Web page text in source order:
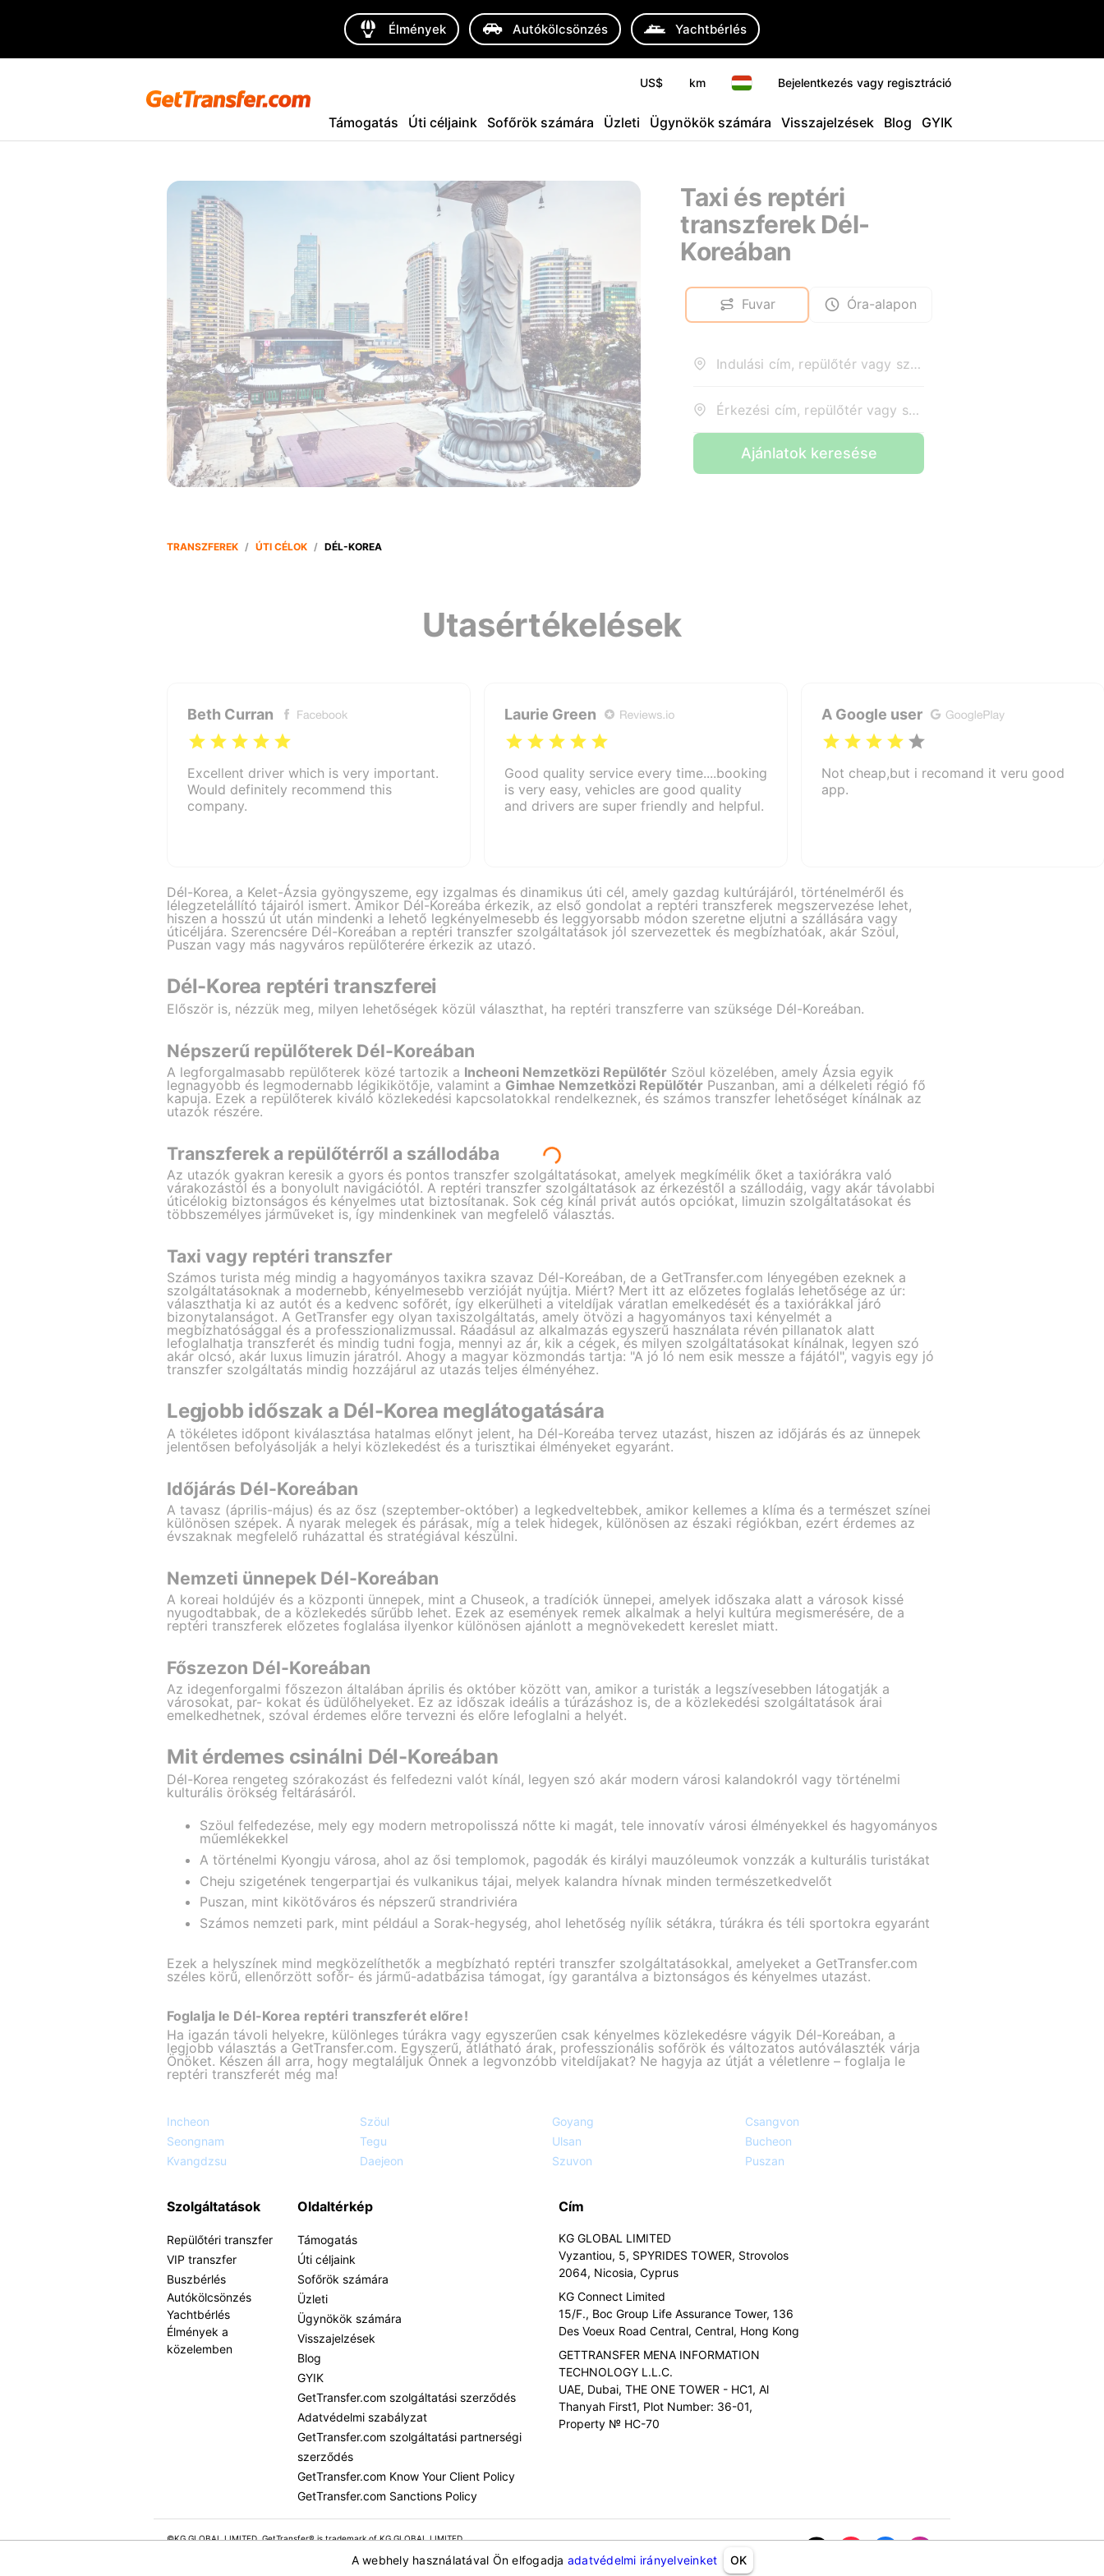
A webhely használatával Ön elfogadja adatvédelmi irányelveinket OK
Élmények Autókölcsönzés Yachtbérlés
US$ km Bejelentkezés vagy regisztráció
Támogatás Úti céljaink Sofőrök számára Üzleti Ügynökök számára Visszajelzések Blog GYIK
Taxi és reptéri
transzferek Dél-
Koreában
Fuvar Óra-alapon
Indulási cím, repülőtér vagy szálloda
Érkezési cím, repülőtér vagy szálloda
Ajánlatok keresése
TRANSZFEREK / ÚTI CÉLOK / DÉL-KOREA
Utasértékelések
Beth Curran
Excellent driver which is very important.
Would definitely recommend this
company.
Laurie Green
Good quality service every time....booking
is very easy, vehicles are good quality
and drivers are super friendly and helpful.
A Google user
Not cheap,but i recomand it veru good
app.
Dél-Korea, a Kelet-Ázsia gyöngyszeme, egy izgalmas és dinamikus úti cél, amely gazdag kultúrájáról, történelméről és
lélegzetelállító tájairól ismert. Amikor Dél-Koreába érkezik, az első gondolat a reptéri transzferek megszervezése lehet,
hiszen a hosszú út után mindenki a lehető legkényelmesebb és leggyorsabb módon szeretne eljutni a szállására vagy
úticéljára. Szerencsére Dél-Koreában a reptéri transzfer szolgáltatások jól szervezettek és megbízhatóak, akár Szöul,
Puszan vagy más nagyváros repülőterére érkezik az utazó.
Dél-Korea reptéri transzferei
Először is, nézzük meg, milyen lehetőségek közül választhat, ha reptéri transzferre van szüksége Dél-Koreában.
Népszerű repülőterek Dél-Koreában
A legforgalmasabb repülőterek közé tartozik a Incheoni Nemzetközi Repülőtér Szöul közelében, amely Ázsia egyik
legnagyobb és legmodernabb légikikötője, valamint a Gimhae Nemzetközi Repülőtér Puszanban, ami a délkeleti régió fő
kapuja. Ezek a repülőterek kiváló közlekedési kapcsolatokkal rendelkeznek, és számos transzfer lehetőséget kínálnak az
utazók részére.
Transzferek a repülőtérről a szállodába
Az utazók gyakran keresik a gyors és pontos transzfer szolgáltatásokat, amelyek megkímélik őket a taxiórákra való
várakozástól és a bonyolult navigációtól. A reptéri transzfer szolgáltatások az érkezéstől a szállodáig, vagy akár távolabbi
úticélokig biztonságos és kényelmes utat biztosítanak. Sok cég kínál privát autós opciókat, limuzin szolgáltatásokat és
többszemélyes járműveket is, így mindenkinek van megfelelő választás.
Taxi vagy reptéri transzfer
Számos turista még mindig a hagyományos taxikra szavaz Dél-Koreában, de a GetTransfer.com lényegében ezeknek a
szolgáltatásoknak a modernebb, kényelmesebb verzióját nyújtja. Miért? Mert itt az előzetes foglalás lehetősége az úr:
választhatja ki az autót és a kedvenc sofőrét, így elkerülheti a viteldíjak váratlan emelkedését és a taxiórákkal járó
bizonytalanságot. A GetTransfer egy olyan taxiszolgáltatás, amely ötvözi a hagyományos taxi kényelmét a
megbízhatósággal és a professzionalizmussal. Ráadásul az alkalmazás egyszerű használata révén pillanatok alatt
lefoglalhatja transzferét és mindig tudni fogja, mennyi az ár, kik a cégek, és milyen szolgáltatásokat kínálnak, legyen szó
akár olcsó, akár luxus limuzin járatról. Ahogy a magyar közmondás tartja: "A jó ló nem esik messze a fájától", vagyis egy jó
transzfer szolgáltatás mindig hozzájárul az utazás teljes élményéhez.
Legjobb időszak a Dél-Korea meglátogatására
A tökéletes időpont kiválasztása hatalmas előnyt jelent, ha Dél-Koreába tervez utazást, hiszen az időjárás és az ünnepek
jelentősen befolyásolják a helyi közlekedést és a turisztikai élményeket egyaránt.
Időjárás Dél-Koreában
A tavasz (április-május) és az ősz (szeptember-október) a legkedveltebbek, amikor kellemes a klíma és a természet színei
különösen szépek. A nyarak melegek és párásak, míg a telek hidegek, különösen az északi régiókban, ezért érdemes az
évszaknak megfelelő ruházattal és stratégiával készülni.
Nemzeti ünnepek Dél-Koreában
A koreai holdújév és a központi ünnepek, mint a Chuseok, a tradíciók ünnepei, amelyek időszaka alatt a városok kissé
nyugodtabbak, de a közlekedés sűrűbb lehet. Ezek az események remek alkalmak a helyi kultúra megismerésére, de a
reptéri transzferek előzetes foglalása ilyenkor különösen ajánlott a megnövekedett kereslet miatt.
Főszezon Dél-Koreában
Az idegenforgalmi főszezon általában április és október között van, amikor a turisták a legszívesebben látogatják a
városokat, par- kokat és üdülőhelyeket. Ez az időszak ideális a túrázáshoz is, de a közlekedési szolgáltatások árai
emelkedhetnek, szóval érdemes előre tervezni és előre lefoglalni a helyét.
Mit érdemes csinálni Dél-Koreában
Dél-Korea rengeteg szórakozást és felfedezni valót kínál, legyen szó akár modern városi kalandokról vagy történelmi
kulturális örökség feltárásáról.
Szöul felfedezése, mely egy modern metropolisszá nőtte ki magát, tele innovatív városi élményekkel és hagyományos
műemlékekkel
A történelmi Kyongju városa, ahol az ősi templomok, pagodák és királyi mauzóleumok vonzzák a kulturális turistákat
Cheju szigetének tengerpartjai és vulkanikus tájai, melyek kalandra hívnak minden természetkedvelőt
Puszan, mint kikötőváros és népszerű strandriviéra
Számos nemzeti park, mint például a Sorak-hegység, ahol lehetőség nyílik sétákra, túrákra és téli sportokra egyaránt
Ezek a helyszínek mind megközelíthetők a megbízható reptéri transzfer szolgáltatásokkal, amelyeket a GetTransfer.com
széles körű, ellenőrzött sofőr- és jármű-adatbázisa támogat, így garantálva a biztonságos és kényelmes utazást.
Foglalja le Dél-Korea reptéri transzferét előre!
Ha igazán távoli helyekre, különleges túrákra vagy egyszerűen csak kényelmes közlekedésre vágyik Dél-Koreában, a
legjobb választás a GetTransfer.com. Egyszerű, átlátható árak, professzionális sofőrök és változatos autóválaszték várja
Önöket. Készen áll arra, hogy megtaláljuk Önnek a legvonzóbb viteldíjakat? Ne hagyja az útját a véletlenre – foglalja le
reptéri transzferét még ma!
Incheon Szöul Goyang
Csangvon
Seongnam
Tegu Ulsan
Bucheon
Kvangdzsu
Daejeon Szuvon Puszan
Szolgáltatások
Repülőtéri transzfer
VIP transzfer
Buszbérlés
Autókölcsönzés
Yachtbérlés
Élmények a
közelemben
Oldaltérkép
Támogatás
Úti céljaink
Sofőrök számára
Üzleti
Ügynökök számára
Visszajelzések
Blog
GYIK
GetTransfer.com szolgáltatási szerződés
Adatvédelmi szabályzat
GetTransfer.com szolgáltatási partnerségi
szerződés
GetTransfer.com Know Your Client Policy
GetTransfer.com Sanctions Policy
Cím
KG GLOBAL LIMITED
Vyzantiou, 5, SPYRIDES TOWER, Strovolos
2064, Nicosia, Cyprus
KG Connect Limited
15/F., Boc Group Life Assurance Tower, 136
Des Voeux Road Central, Central, Hong Kong
GETTRANSFER MENA INFORMATION
TECHNOLOGY L.L.C.
UAE, Dubai, THE ONE TOWER - HC1, Al
Thanyah First1, Plot Number: 36-01,
Property № HC-70
©KG GLOBAL LIMITED. GetTransfer® is trademark of KG GLOBAL LIMITED.